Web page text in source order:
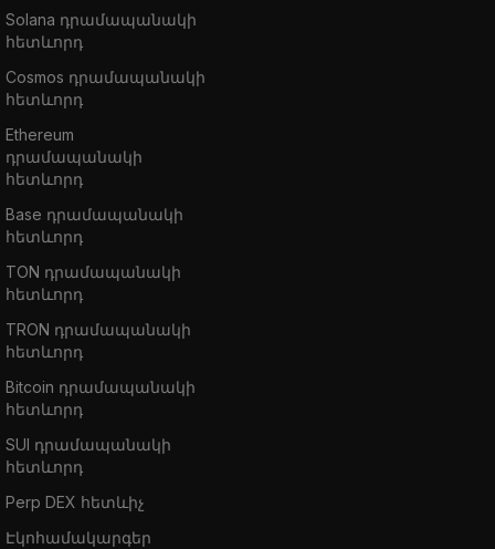
Solana դրամապանակի
հետևորդ
Cosmos դրամապանակի
հետևորդ
Ethereum
դրամապանակի
հետևորդ
Base դրամապանակի
հետևորդ
TON դրամապանակի
հետևորդ
TRON դրամապանակի
հետևորդ
Bitcoin դրամապանակի
հետևորդ
SUI դրամապանակի
հետևորդ
Perp DEX հետևիչ
Էկոհամակարգեր